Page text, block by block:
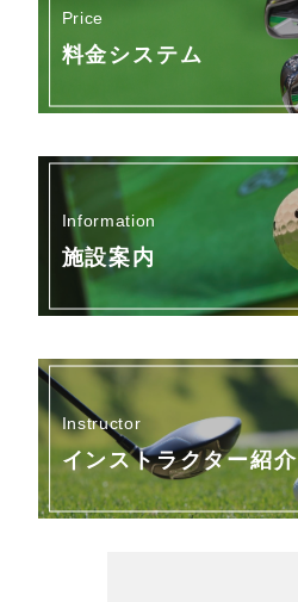
Price
料金システム
Information
施設案内
Instructor
インストラクター紹介